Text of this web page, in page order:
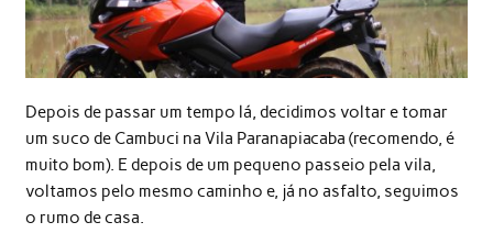
Depois de passar um tempo lá, decidimos voltar e tomar
um suco de Cambuci na Vila Paranapiacaba (recomendo, é
muito bom). E depois de um pequeno passeio pela vila,
voltamos pelo mesmo caminho e, já no asfalto, seguimos
o rumo de casa.